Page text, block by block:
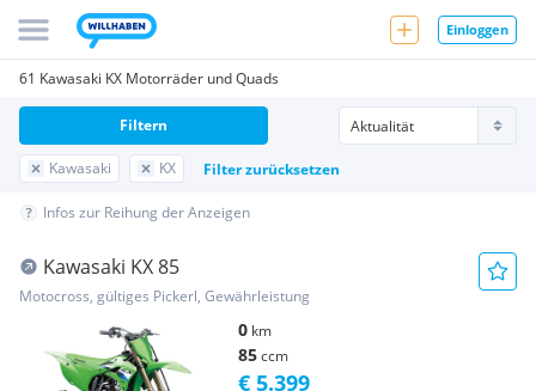
Einloggen
61 Kawasaki KX Motorräder und Quads
Kawasaki KX Filter zurücksetzen
Filtern
Infos zur Reihung der Anzeigen
Kawasaki KX 85
Motocross, gültiges Pickerl, Gewährleistung
0 km
85ccm
€ 5.399